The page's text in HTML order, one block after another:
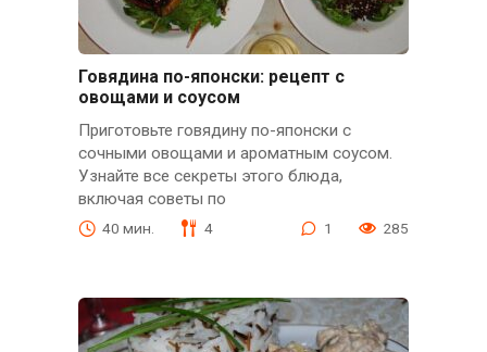
Говядина по-японски: рецепт с
овощами и соусом
Приготовьте говядину по-японски с
сочными овощами и ароматным соусом.
Узнайте все секреты этого блюда,
включая советы по
40 мин. 4 1 285